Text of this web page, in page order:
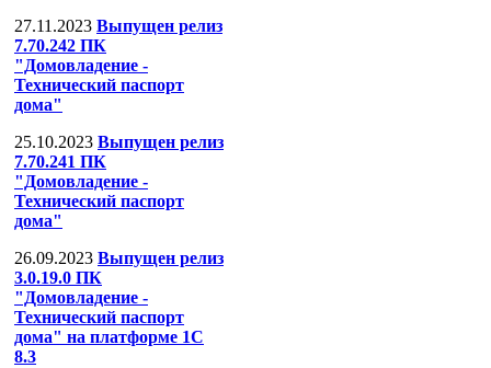
27.11.2023 Выпущен релиз
7.70.242 ПК
"Домовладение -
Технический паспорт
дома"
25.10.2023 Выпущен релиз
7.70.241 ПК
"Домовладение -
Технический паспорт
дома"
26.09.2023 Выпущен релиз
3.0.19.0 ПК
"Домовладение -
Технический паспорт
дома" на платформе 1С
8.3